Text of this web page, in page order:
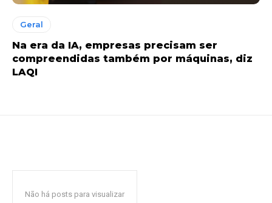
Geral
Na era da IA, empresas precisam ser
compreendidas também por máquinas, diz
LAQI
Não há posts para visualizar